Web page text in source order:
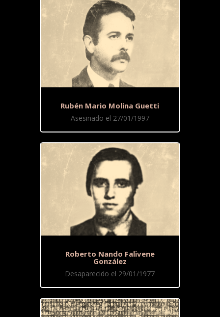
Rubén Mario Molina Guetti
Asesinado el 27/01/1997
Roberto Nando Falivene
González
Desaparecido el 29/01/1977